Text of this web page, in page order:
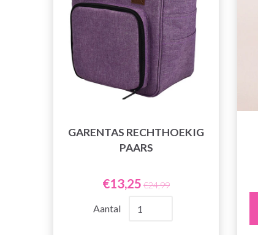
GARENTAS RECHTHOEKIG
PAARS
€13,25 €24,99
Aantal